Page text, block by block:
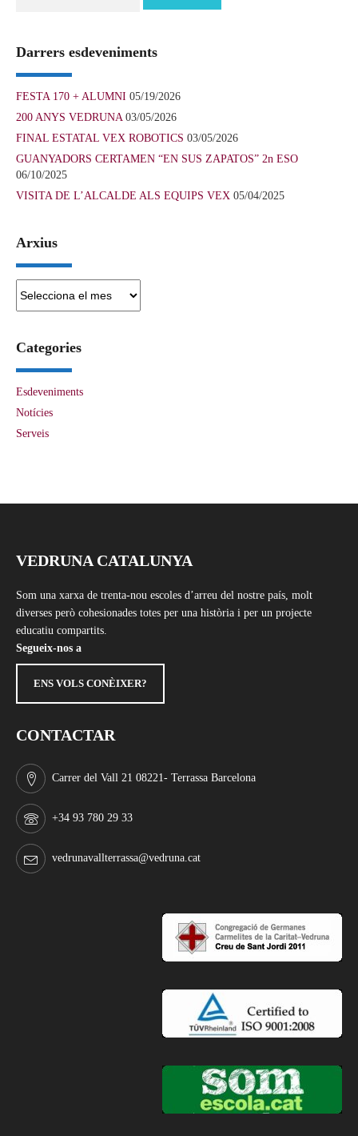
Darrers esdeveniments
FESTA 170 + ALUMNI 05/19/2026
200 ANYS VEDRUNA 03/05/2026
FINAL ESTATAL VEX ROBOTICS 03/05/2026
GUANYADORS CERTAMEN “EN SUS ZAPATOS” 2n ESO
06/10/2025
VISITA DE L’ALCALDE ALS EQUIPS VEX 05/04/2025
Arxius
Categories
Esdeveniments
Notícies
Serveis
VEDRUNA CATALUNYA
Som una xarxa de trenta-nou escoles d’arreu del nostre país, molt
diverses però cohesionades totes per una història i per un projecte
educatiu compartits.
Segueix-nos a
ENS VOLS CONÈIXER?
CONTACTAR
Carrer del Vall 21 08221- Terrassa Barcelona
+34 93 780 29 33
vedrunavallterrassa@vedruna.cat